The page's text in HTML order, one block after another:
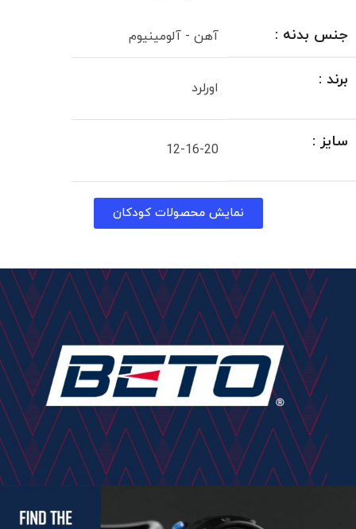
جنس بدنه : آهن - آلومینیوم
برند : اورلرد
سایز : 12-16-20
نمایش محصولات کودکان